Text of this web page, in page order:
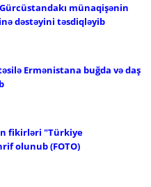
münaqişənin
dəstəyini təsdiqləyib
Ermənistana buğda və daş
fikirləri "Türkiye
olunub (FOTO)